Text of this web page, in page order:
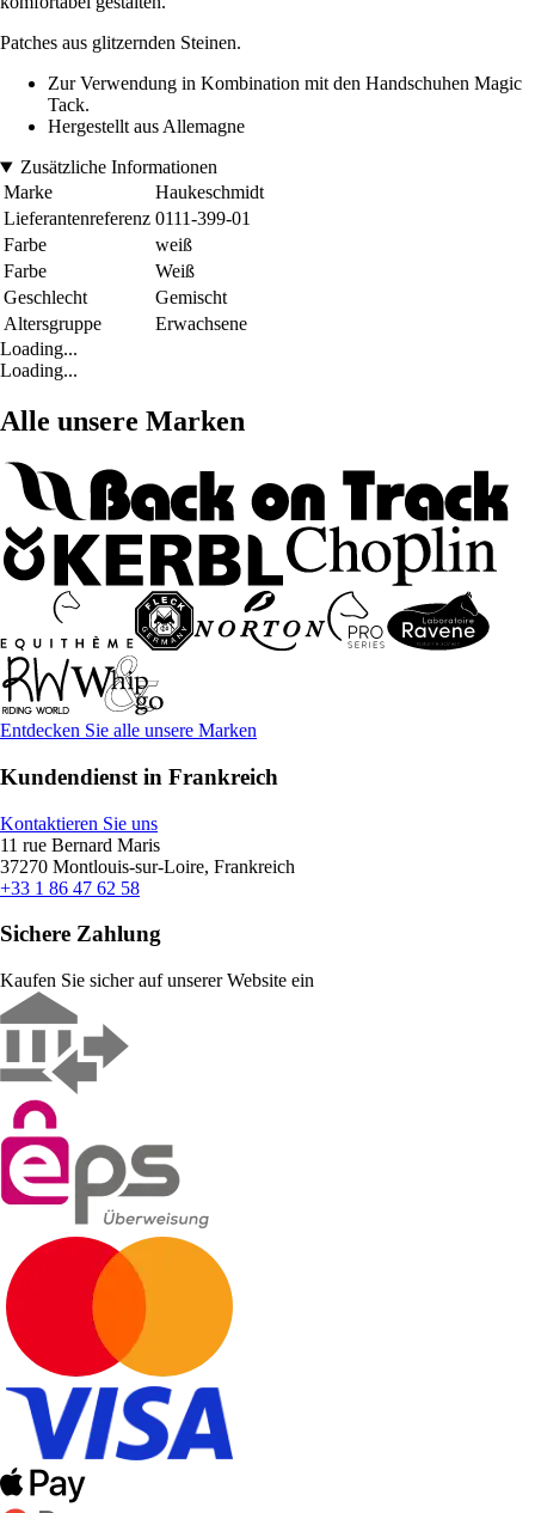
Patches aus glitzernden Steinen.
Zur Verwendung in Kombination mit den Handschuhen Magic
Tack.
Hergestellt aus Allemagne
Zusätzliche Informationen
Marke
Haukeschmidt
Lieferantenreferenz 0111-399-01
Farbe
weiß
Farbe
Weiß
Geschlecht
Gemischt
Altersgruppe
Erwachsene
Loading...
Loading...
Alle unsere Marken
Entdecken Sie alle unsere Marken
Kundendienst in Frankreich
Kontaktieren Sie uns
11 rue Bernard Maris
37270 Montlouis-sur-Loire, Frankreich
+33 1 86 47 62 58
Sichere Zahlung
Kaufen Sie sicher auf unserer Website ein